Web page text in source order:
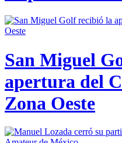
San Miguel
apertura del
Zona Oeste